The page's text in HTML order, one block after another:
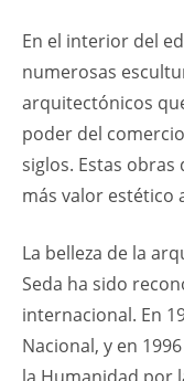
En el interior del
numerosas
arquitectónicos
poder del
siglos. Estas
más valor estético
La belleza de la
Seda ha sido
internacional. En
Nacional, y en